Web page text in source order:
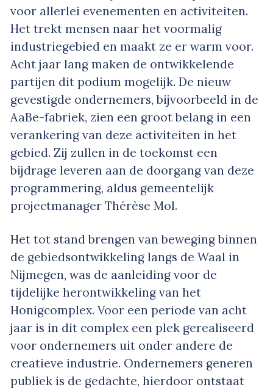
voor allerlei evenementen en activiteiten.
Het trekt mensen naar het voormalig
industriegebied en maakt ze er warm voor.
Acht jaar lang maken de ontwikkelende
partijen dit podium mogelijk. De nieuw
gevestigde ondernemers, bijvoorbeeld in de
AaBe-fabriek, zien een groot belang in een
verankering van deze activiteiten in het
gebied. Zij zullen in de toekomst een
bijdrage leveren aan de doorgang van deze
programmering, aldus gemeentelijk
projectmanager Thérèse Mol.
Het tot stand brengen van beweging binnen
de gebiedsontwikkeling langs de Waal in
Nijmegen, was de aanleiding voor de
tijdelijke herontwikkeling van het
Honigcomplex. Voor een periode van acht
jaar is in dit complex een plek gerealiseerd
voor ondernemers uit onder andere de
creatieve industrie. Ondernemers generen
publiek is de gedachte, hierdoor ontstaat